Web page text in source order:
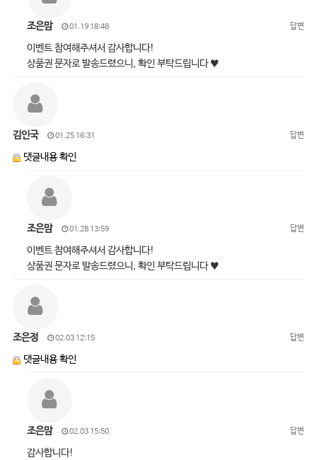
조은맘 01.19 18:48 답변
이벤트 참여해주셔서 감사합니다!
상품권 문자로 발송드렸으니, 확인 부탁드립니다 ♥
김인국 01.25 16:31 답변
댓글내용 확인
조은맘 01.28 13:59 답변
이벤트 참여해주셔서 감사합니다!
상품권 문자로 발송드렸으니, 확인 부탁드립니다 ♥
조은정 02.03 12:15 답변
댓글내용 확인
조은맘 02.03 15:50 답변
감사합니다!